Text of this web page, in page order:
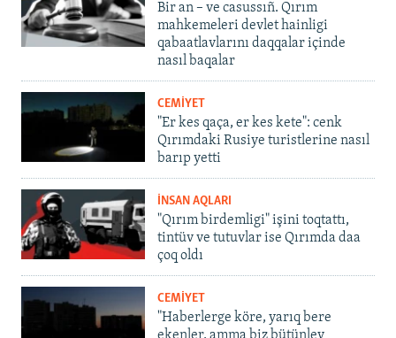
Bir an – ve casussıñ. Qırım
mahkemeleri devlet hainligi
qabaatlavlarını daqqalar içinde
nasıl baqalar
CEMİYET
"Er kes qaça, er kes kete": cenk
Qırımdaki Rusiye turistlerine nasıl
barıp yetti
İNSAN AQLARI
"Qırım birdemligi" işini toqtattı,
tintüv ve tutuvlar ise Qırımda daa
çoq oldı
CEMİYET
"Haberlerge köre, yarıq bere